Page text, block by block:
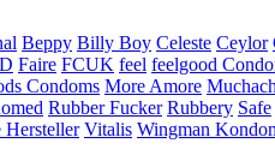
Beppy Billy Boy Celeste Ceylor
Faire FCUK feel feelgood
Condoms More Amore
Rubber Fucker Rubbery Safe
Hersteller Vitalis Wingman